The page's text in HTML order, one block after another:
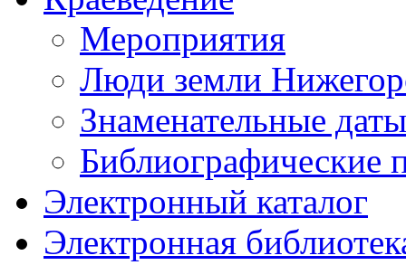
Мероприятия
Люди земли
Знаменательные
Библиографические
Электронный каталог
Электронная